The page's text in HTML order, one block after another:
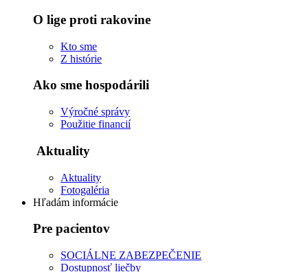
O lige proti rakovine
Kto sme
Z histórie
Ako sme hospodárili
Výročné správy
Použitie financií
Aktuality
Aktuality
Fotogaléria
Hľadám informácie
Pre pacientov
SOCIÁLNE ZABEZPEČENIE
Dostupnosť liečby